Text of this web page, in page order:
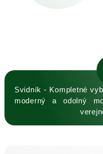
Svidník - Kompletné
moderný a odolný